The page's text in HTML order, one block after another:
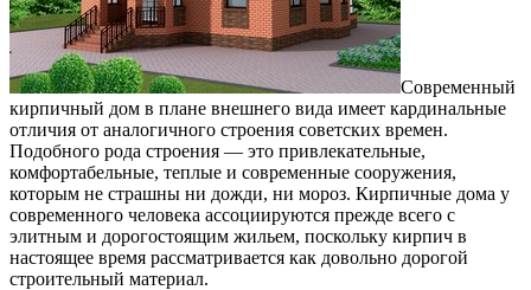
Современный
кирпичный дом в плане внешнего вида имеет кардинальные
отличия от аналогичного строения советских времен.
Подобного рода строения — это привлекательные,
комфортабельные, теплые и современные сооружения,
которым не страшны ни дожди, ни мороз. Кирпичные дома у
современного человека ассоциируются прежде всего с
элитным и дорогостоящим жильем, поскольку кирпич в
настоящее время рассматривается как довольно дорогой
строительный материал.